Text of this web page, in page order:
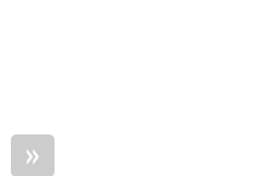
»